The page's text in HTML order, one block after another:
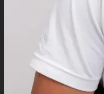
Aktentaschen
Kuriertaschen
Lehrertaschen
Laptop-Taschen
Lederrucksäcke
Anti-Diebstahl-
Gürteltaschen